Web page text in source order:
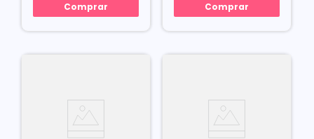
Comprar Comprar